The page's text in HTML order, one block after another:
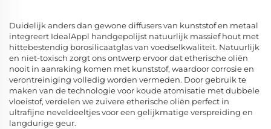
Duidelijk anders dan gewone diffusers van kunststof en metaal
integreert IdealAppl handgepolijst natuurlijk massief hout met
hittebestendig borosilicaatglas van voedselkwaliteit. Natuurlijk
en niet-toxisch zorgt ons ontwerp ervoor dat etherische oliën
nooit in aanraking komen met kunststof, waardoor corrosie en
verontreiniging volledig worden vermeden. Door gebruik te
maken van de technologie voor koude atomisatie met dubbele
vloeistof, verdelen we zuivere etherische oliën perfect in
ultrafijne neveldeeltjes voor een gelijkmatige verspreiding en
langdurige geur.